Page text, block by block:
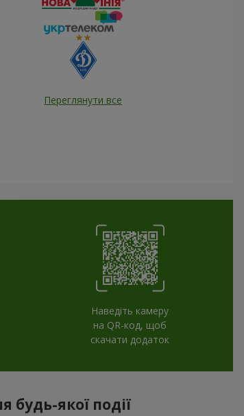
Переглянути все
Наведіть камеру
на QR-код, щоб
скачати додаток
якої події